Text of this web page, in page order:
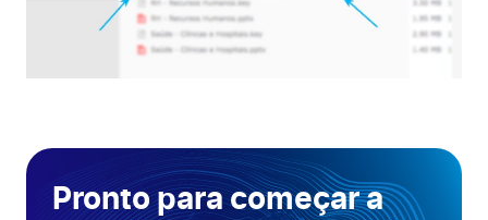
Pronto para começar a